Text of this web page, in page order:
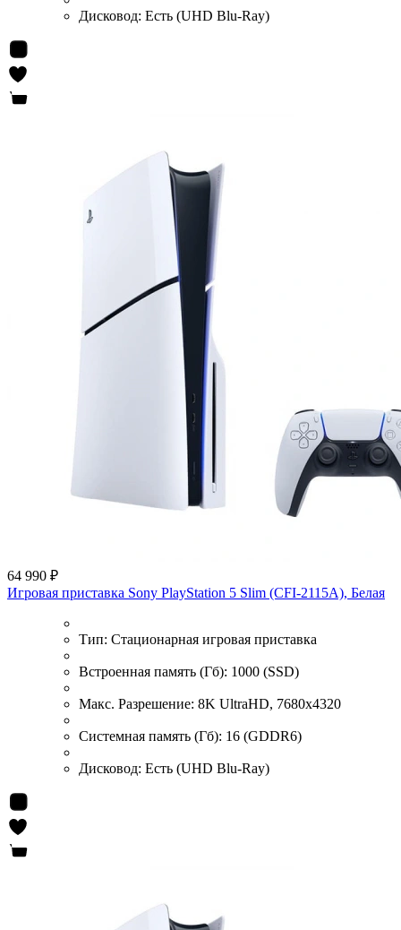
Дисковод: Есть (UHD Blu-Ray)
64 990 ₽
Игровая приставка Sony PlayStation 5 Slim (CFI-2115A), Белая
Тип: Стационарная игровая приставка
Встроенная память (Гб): 1000 (SSD)
Макс. Разрешение: 8K UltraHD, 7680x4320
Системная память (Гб): 16 (GDDR6)
Дисковод: Есть (UHD Blu-Ray)